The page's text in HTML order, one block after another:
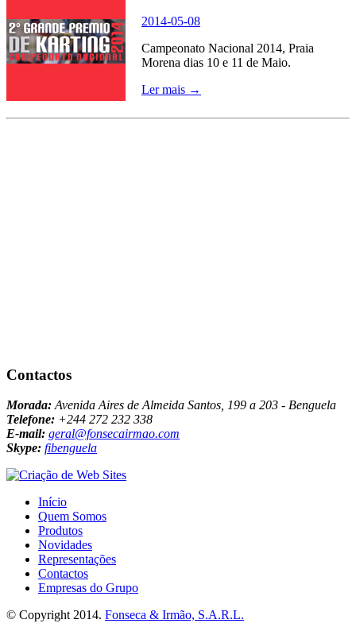
2014-05-08
Campeonato Nacional 2014, Praia
Morena dias 10 e 11 de Maio.
Ler mais →
Contactos
Morada: Avenida Aires de Almeida Santos, 199 a 203 - Benguela
Telefone: +244 272 232 338
E-mail: geral@fonsecairmao.com
Skype: fibenguela
Início
Quem Somos
Produtos
Novidades
Representações
Contactos
Empresas do Grupo
© Copyright 2014. Fonseca & Irmão, S.A.R.L.